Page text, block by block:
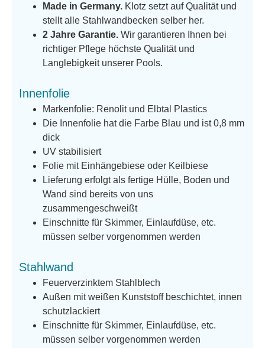
Made in Germany. Klotz setzt auf Qualität und
stellt alle Stahlwandbecken selber her.
2 Jahre Garantie. Wir garantieren Ihnen bei
richtiger Pflege höchste Qualität und
Langlebigkeit unserer Pools.
Innenfolie
Markenfolie: Renolit und Elbtal Plastics
Die Innenfolie hat die Farbe Blau und ist 0,8 mm
dick
UV stabilisiert
Folie mit Einhängebiese oder Keilbiese
Lieferung erfolgt als fertige Hülle, Boden und
Wand sind bereits von uns
zusammengeschweißt
Einschnitte für Skimmer, Einlaufdüse, etc.
müssen selber vorgenommen werden
Stahlwand
Feuerverzinktem Stahlblech
Außen mit weißen Kunststoff beschichtet, innen
schutzlackiert
Einschnitte für Skimmer, Einlaufdüse, etc.
müssen selber vorgenommen werden